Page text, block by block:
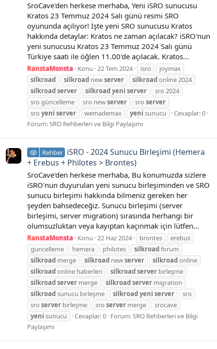
SroCave'den herkese merhaba, Yeni iSRO sunucusu
Kratos 23 Temmuz 2024 Salı günü resmi SRO
oyununda açılıyor! İşte yeni SRO sunucusu Kratos
hakkında detaylar: Kratos ne zaman açılacak? iSRO'nun
yeni sunucusu Kratos 23 Temmuz 2024 Salı günü
Türkiye saati ile öğlen 11.00'de açılacak. Kratos...
RanstaMonsta Konu 22 Tem 2024 isro
joymax
silkroad
silkroad newserver silkroadonline 2024
silkroadserver silkroadyeni server
sro 2024
sro güncelleme
sro newserver sro server
sro yeni server wemademax yeni sunucu
Cevaplar: 0
Forum:SRO Rehberleri ve Bilgi Paylaşımı
Rehber iSRO - 2024 Sunucu Birleşimi (Hemera
+ Erebus + Philotes > Brontes)
SroCave'den herkese merhaba, Bu konumuzda sizlere
iSRO'nun duyurulan yeni sunucu birleşiminden ve SRO
sunucu birleşimi hakkında bilmeniz gereken her
şeyden bahsedeceğiz. Sunucu birleşimi (server
birleşimi, server migration) sırasında herhangi bir
olumsuzluktan veya kayıptan kaçınmak için lütfen...
RanstaMonsta Konu 22 Haz 2024 brontes
erebus
guncelleme
hemera philotes silkroadforum
silkroad merge silkroad newserver silkroadonline
silkroadonline haberleri silkroadserver birleşme
silkroadserver merge silkroadserver migration
silkroadsunucu birleşme silkroadyeni server
sro
sro server birleşme sro server merge
srocave
yeni sunucu Cevaplar: 0 Forum:SRO Rehberleri ve Bilgi
Paylaşımı